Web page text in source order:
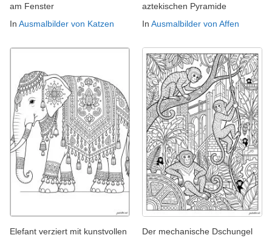
am Fenster
In Ausmalbilder von Katzen
aztekischen Pyramide
In Ausmalbilder von Affen
Elefant verziert mit kunstvollen
Der mechanische Dschungel